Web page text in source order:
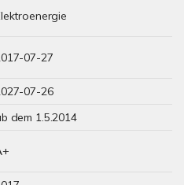
07-27
07-26
dem 1.5.2014